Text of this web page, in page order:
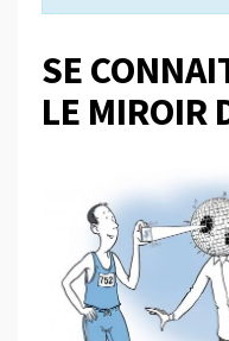
SE
LE MIROIR